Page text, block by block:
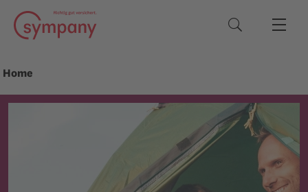
Suchbegriffe
Home